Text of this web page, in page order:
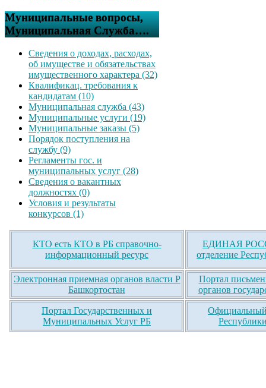
Муниципальные вопросы,
Муниципальная Служба….
Сведения о доходах, расходах,
об имуществе и обязательствах
имущественного характера (32)
Квалификац. требования к
кандидатам (10)
Муниципальная служба (43)
Муниципальные услуги (19)
Муниципальные заказы (5)
Порядок поступления на
службу (9)
Регламенты гос. и
муниципальных услуг (28)
Сведения о вакантных
должностях (0)
Условия и результаты
конкурсов (1)
КТО есть КТО в РБ справочно-
информационный ресурс
ЕДИНАЯ
отделение
Электронная приемная органов власти Р
Башкортостан
Портал
органов
Портал Государственных и
Муниципальных Услуг РБ
Официальный